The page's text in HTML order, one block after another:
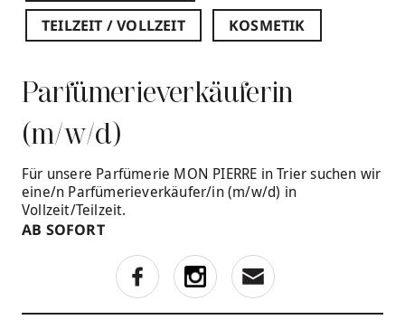
TEILZEIT / VOLLZEIT
KOSMETIK
Parfümerieverkäuferin
(m/w/d)
Für unsere Parfümerie MON PIERRE in Trier suchen wir
eine/n Parfümerieverkäufer/in (m/w/d) in
Vollzeit/Teilzeit.
AB SOFORT